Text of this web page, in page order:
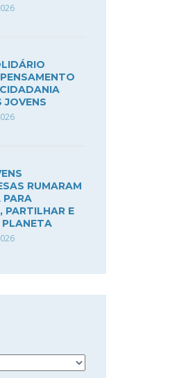
JOVENS
RUMARAM
PARA
PARTILHAR E
PLANETA